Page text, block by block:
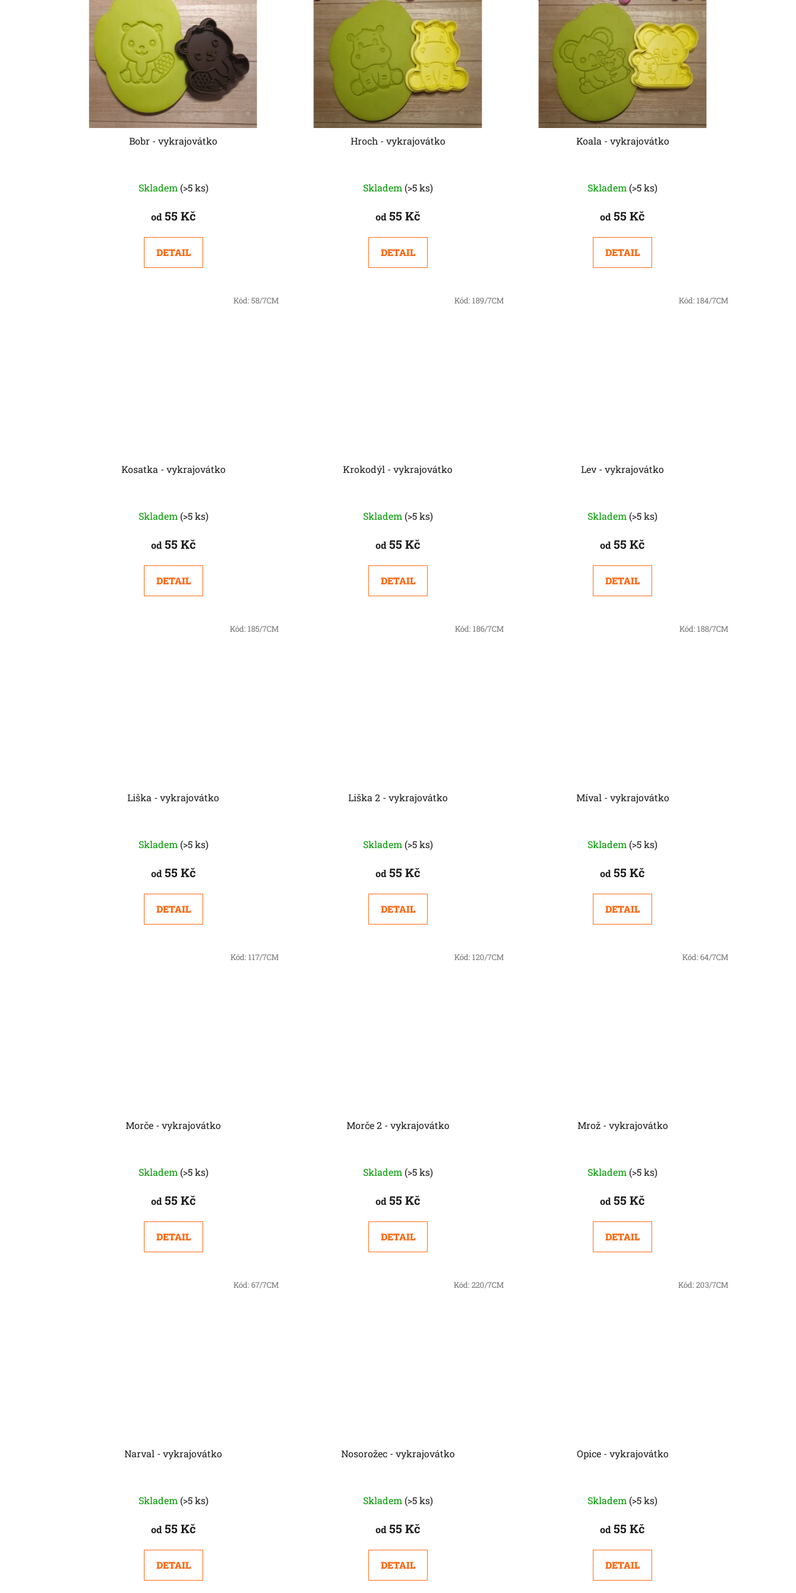
Bobr - vykrajovátko
Skladem (>5 ks)
od55 Kč
DETAIL
Hroch - vykrajovátko
Skladem (>5 ks)
od55 Kč
DETAIL
Koala - vykrajovátko
Skladem (>5 ks)
od55 Kč
DETAIL
Kosatka - vykrajovátko
Skladem (>5 ks)
od55 Kč
DETAIL
Kód:58/7CM
Krokodýl - vykrajovátko
Skladem (>5 ks)
od55 Kč
DETAIL
Kód:189/7CM
Lev - vykrajovátko
Skladem (>5 ks)
od 55 Kč
DETAIL
Kód:184/7CM
Liška - vykrajovátko
Skladem (>5 ks)
od55 Kč
DETAIL
Kód:185/7CM
Liška 2 - vykrajovátko
Skladem (>5 ks)
od55 Kč
DETAIL
Kód:186/7CM
Míval - vykrajovátko
Skladem (>5 ks)
od 55 Kč
DETAIL
Kód:188/7CM
Morče - vykrajovátko
Skladem (>5 ks)
od55 Kč
DETAIL
Kód:117/7CM
Morče 2 - vykrajovátko
Skladem (>5 ks)
od55 Kč
DETAIL
Kód:120/7CM
Mrož - vykrajovátko
Skladem (>5 ks)
od55 Kč
DETAIL
Kód:64/7CM
Narval - vykrajovátko
Skladem (>5 ks)
od55 Kč
DETAIL
Kód:67/7CM
Nosorožec - vykrajovátko
Skladem (>5 ks)
od55 Kč
DETAIL
Kód:220/7CM
Opice - vykrajovátko
Skladem (>5 ks)
od 55 Kč
DETAIL
Kód:203/7CM